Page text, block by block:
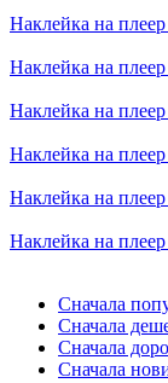
Наклейка на плеер
Наклейка на плеер
Наклейка на плеер
Наклейка на плеер
Наклейка на плеер
Наклейка на плеер
Сначала
Сначала
Сначала
Сначала